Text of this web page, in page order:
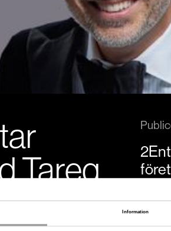
Information
Tareq
Vi är